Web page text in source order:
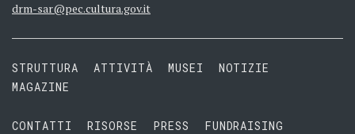
drm-sar@pec.cultura.gov.it
STRUTTURA ATTIVITÀ MUSEI
NOTIZIE
MAGAZINE
CONTATTI RISORSE PRESS FUNDRAISING